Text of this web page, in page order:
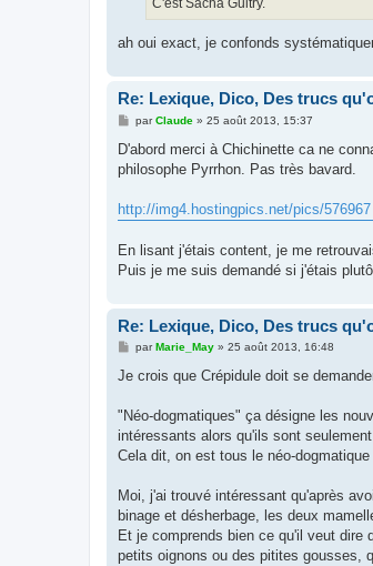
C'est Sacha Guitry.
ah oui exact, je confonds
Re: Lexique, Dico, Des trucs
M
s
a
parClaude» 25 août 2013, 15:37
D'abord merci à Chichinette ca ne
philosophe Pyrrhon. Pas très bavard.
http://img4.hostingpics.net/pics/
En lisant j'étais content, je me
Puis je me suis demandé si j'étais
Re: Lexique, Dico, Des trucs
M
s
g
par Marie_May» 25 août 2013, 16:48
Je crois que Crépidule doit se
"Néo-dogmatiques" ça désigne les
intéressants alors qu'ils sont
Cela dit, on est tous le néo-
Moi, j'ai trouvé intéressant qu'après
binage et désherbage, les deux
Et je comprends bien ce qu'il veut dire
petits oignons ou des pitites gousses,